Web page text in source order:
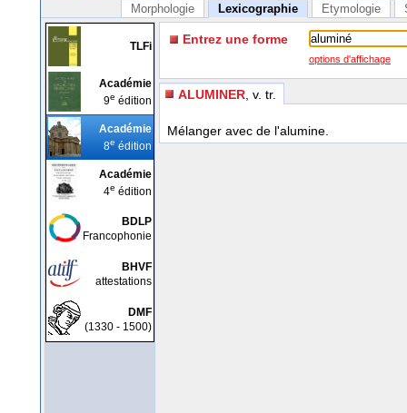
Morphologie Lexicographie Etymologie
TLFi
Académie
9e édition
Académie
8e édition
Académie
4e édition
BDLP
Francophonie
BHVF
attestations
DMF
(1330 - 1500)
Entrez une forme
options d'affichage
ALUMINER , v. tr.
Mélanger avec de l'alumine.